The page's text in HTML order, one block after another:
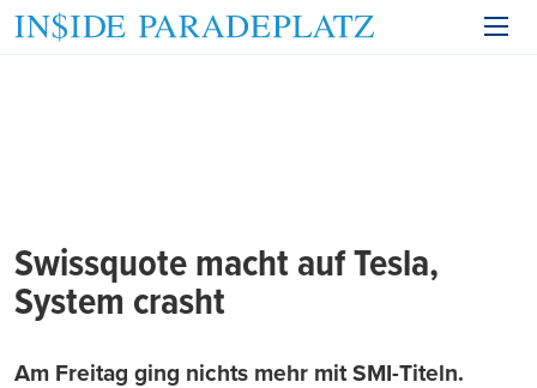
Swissquote macht auf Tesla,
System crasht
Am Freitag ging nichts mehr mit SMI-Titeln.